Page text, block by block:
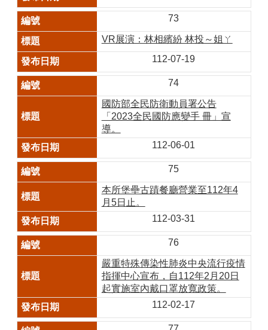
73
VR展演：林相繽紛 林投～姐ㄚ
112-07-19
74
國防部全民防衛動員署公告
「2023全民國防應變手 冊」宣
導。
112-06-01
75
本所堡壘古蹟餐廳營業至112年4
月5日止。
112-03-31
76
嚴重特殊傳染性肺炎中央流行疫情
指揮中心宣布，自112年2月20日
起實施室內戴口罩放寬政策。
112-02-17